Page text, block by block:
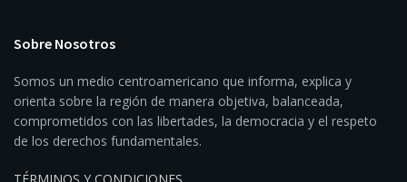
Sobre Nosotros
Somos un medio centroamericano que informa, explica y
orienta sobre la región de manera objetiva, balanceada,
comprometidos con las libertades, la democracia y el respeto
de los derechos fundamentales.